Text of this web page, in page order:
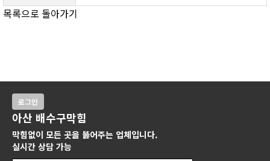
목록으로 돌아가기
로그인
아산 배수구막힘
막힘없이 모든 곳을 뚫어주는 업체입니다.
실시간 상담 가능